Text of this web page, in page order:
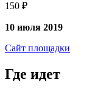
150 ₽
10 июля 2019
Сайт площадки
Где идет